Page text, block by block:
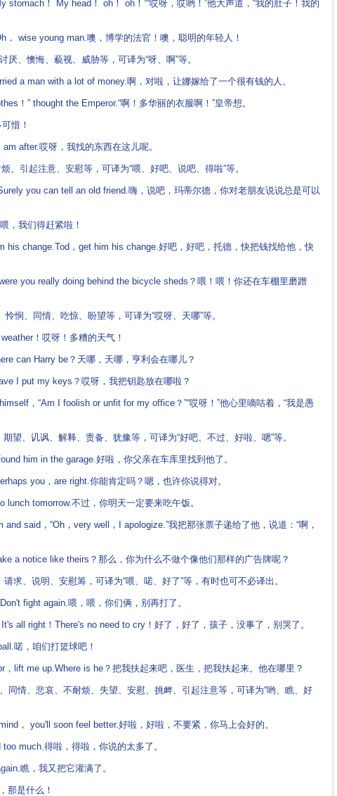
！ My head！ oh！ oh！”“哎呀，哎哟！”他大声道，“我的肚子！我的
wise young man.噢，博学的法官！噢，聪明的年轻人！
、懊悔、藐视、威胁等，可译为“呀、啊”等。
a man with a lot of money.啊，对啦，让娜嫁给了一个很有钱的人。
！” thought the Emperor.“啊！多华丽的衣服啊！”皇帝想。
惜！
after.哎呀，我找的东西在这儿呢。
引起注意、安慰等，可译为“喂、好吧、说吧、得啦”等。
you can tell an old friend.嗨，说吧，玛蒂尔德，你对老朋友说说总是可以
我们得赶紧啦！
change.Tod，get him his change.好吧，好吧，托德，快把钱找给他，快
you really doing behind the bicycle sheds？喂！喂！你还在车棚里磨蹭
、同情、吃惊、盼望等，可译为“哎呀、天哪”等。
！哎呀！多糟的天气！
can Harry be？天哪，天哪，亨利会在哪儿？
I put my keys？哎呀，我把钥匙放在哪啦？
，“Am I foolish or unfit for my office？”“哎呀！”他心里嘀咕着，“我是愚
、讥讽、解释、责备、犹豫等，可译为“好吧、不过、好啦、嗯”等。
him in the garage.好啦，你父亲在车库里找到他了。
you，are right.你能肯定吗？嗯，也许你说得对。
tomorrow.不过，你明天一定要来吃午饭。
said，“Oh，very well，I apologize.”我把那张票子递给了他，说道：“啊，
a notice like theirs？那么，你为什么不做个像他们那样的广告牌呢？
、说明、安慰筹，可译为“喂、喏、好了”等，有时也可不必译出。
fight again.喂，喂，你们俩，别再打了。
all right！There's no need to cry！好了，好了，孩子，没事了，别哭了。
喏，咱们打篮球吧！
me up.Where is he？把我扶起来吧，医生，把我扶起来。他在哪里？
情、悲哀、不耐烦、失望、安慰、挑衅、引起注意等，可译为“哟、瞧、好
， you'll soon feel better.好啦，好啦，不要紧，你马上会好的。
much.得啦，得啦，你说的太多了。
瞧，我又把它灌满了。
是什么！